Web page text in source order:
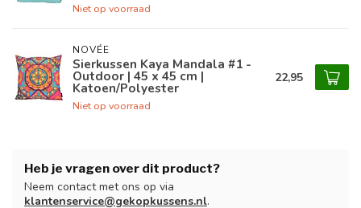
Niet op voorraad
NOVÉE
Sierkussen Kaya Mandala #1 -
Outdoor | 45 x 45 cm |
Katoen/Polyester
Niet op voorraad
22,95
Heb je vragen over dit product?
Neem contact met ons op via
klantenservice@gekopkussens.nl.